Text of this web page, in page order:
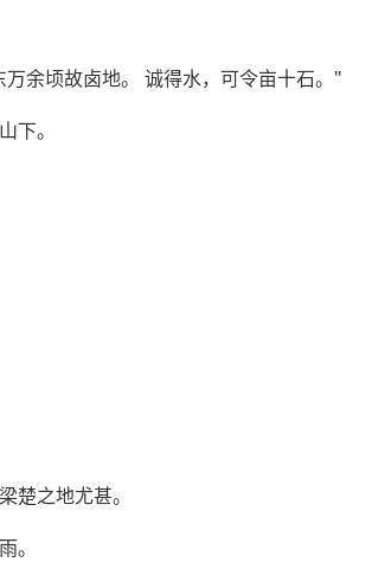
余顷故卤地。 诚得水，可令亩十石。"
下。
楚之地尤甚。
。